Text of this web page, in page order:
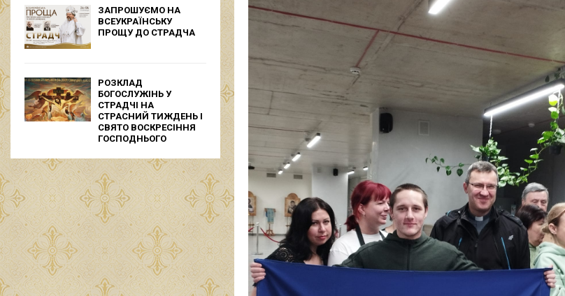
ЗАПРОШУЄМО НА
ВСЕУКРАЇНСЬКУ
ПРОЩУ ДО СТРАДЧА
РОЗКЛАД
БОГОСЛУЖІНЬ У
СТРАДЧІ НА
СТРАСНИЙ ТИЖДЕНЬ І
СВЯТО ВОСКРЕСІННЯ
ГОСПОДНЬОГО